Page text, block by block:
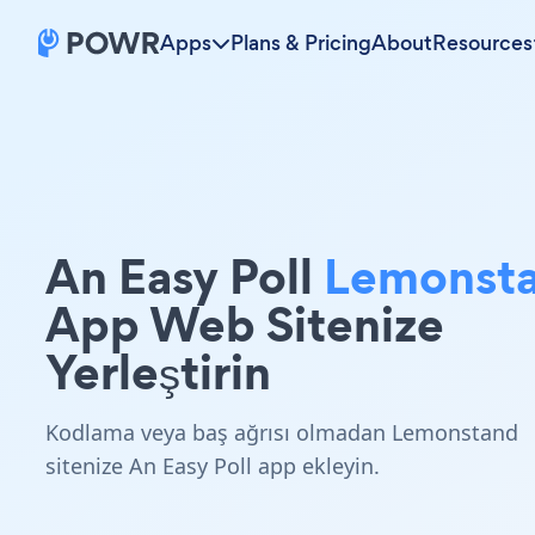
Apps Plans & PricingAboutResources
An Easy Poll
App Web Sitenize
Yerleştirin
Kodlama veya baş ağrısı olmadan Lemonstand
sitenize An Easy Poll app ekleyin.